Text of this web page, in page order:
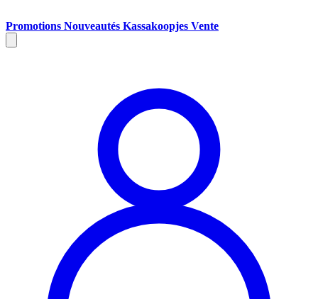
Promotions Nouveautés Kassakoopjes Vente